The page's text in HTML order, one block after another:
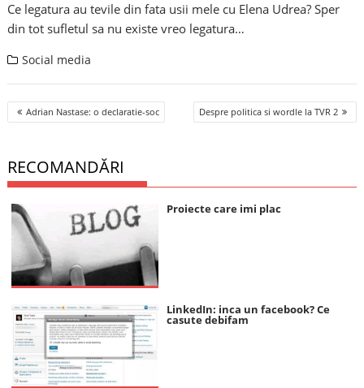
Ce legatura au tevile din fata usii mele cu Elena Udrea? Sper
din tot sufletul sa nu existe vreo legatura…
Social media
Post
navigation
Adrian Nastase: o declaratie-soc Despre politica si wordle la TVR 2
RECOMANDĂRI
Proiecte care imi plac
LinkedIn: inca un facebook? Ce
casute debifam